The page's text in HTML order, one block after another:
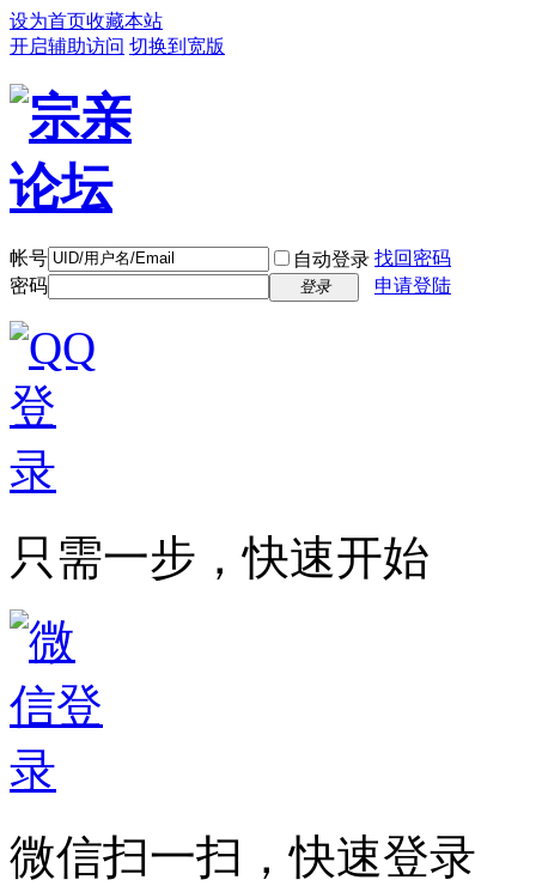
设为首页收藏本站
开启辅助访问 切换到宽版
帐号 自动登录 找回密码
密码
登录 申请登陆
只需一步，快速开始
微信扫一扫，快速登录